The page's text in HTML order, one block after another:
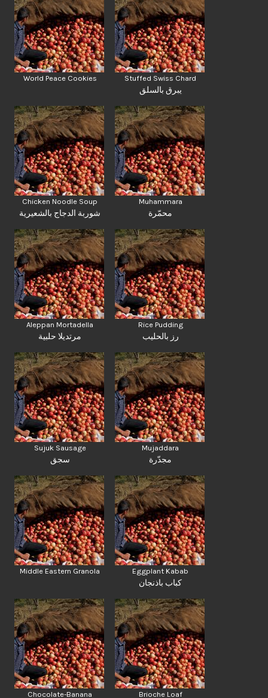
World Peace Cookies Stuffed Swiss Chard
يبرق بالسلق
Chicken Noodle Soup
شوربة الدجاج بالشعيرية
Muhammara
محمّرة
Aleppan Mortadella
مرتديلا حلبية
Rice Pudding
رز بالحليب
Sujuk Sausage
سجق
Mujaddara
مجدّرة
Middle Eastern Granola Eggplant Kabab
كباب باذنجان
Chocolate-Banana Brioche Loaf